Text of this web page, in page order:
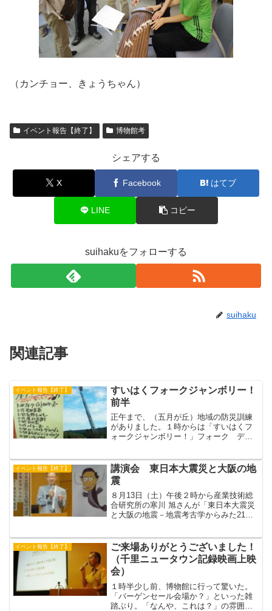
（カンチョー、きょうちゃん）
イベント報告【終了】 博物館考
シェアする
X Facebook はてブ
LINE コピー
suihakuをフォローする
suihaku
関連記事
イベント報告【終了】
すいはくフォークジャンボリー！
前半
正午まで、（五月が丘）地域の防災訓練
がありました。１時からは「すいはくフ
ォークジャンボリー！」フォーク デス
２．助けあおうぜ貧しき者よ３．ハー
ト オブ ゴールド４．諭吉...
イベント報告【終了】
講演会 東日本大震災と大阪の地
震
８月13日（土）午後２時から産業技術総
合研究所の寒川 旭さんが「東日本大震災
と大阪の地震－地震考古学からみた21世
ついて講演会されました。寒川さんは香
川県出身。香川県で...
イベント報告【終了】
ご来場ありがとうございました！
（千里ニュータウン記録映画上映
会）
１時半少し前、博物館に行って驚いた。
「バーゲンセール会場か？」といった雑
踏ぶり。「なんや、これは？」の雰囲気